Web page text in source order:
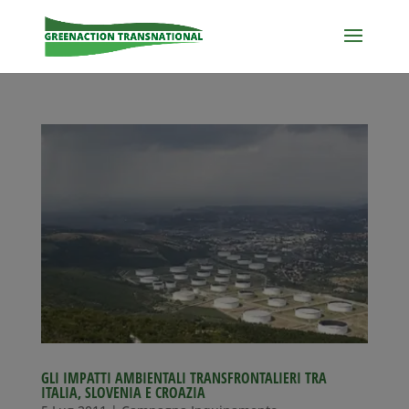
GLI IMPATTI AMBIENTALI TRANSFRONTALIERI TRA
ITALIA, SLOVENIA E CROAZIA